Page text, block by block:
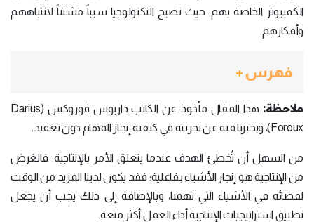
الكمبيوتر الخاصة بهم؛ حيث تصبح التكنولوجيا سبباً مشتتاً لانتباههم
وأفكارهم.
فهرس +
ملاحظة:
هذا المقال مأخوذ عن الكاتب داريوس فوروكس (Darius
Foroux)، ويخبرنا فيه عن تجربته في كيفية إنجاز المهام دون تعقيد.
من السهل أن تُخطئ الهدف عندما يتعلق الأمر بالإنتاجية؛ فالغرض
من الإنتاجية هو إنجاز الأشياء بفاعلية؛ فقد يكون لدينا المزيد من الوقت
لقضائه في الأشياء التي تهمنا، وبالإضافة إلى ذلك يجب أن يجعل
تطبيق استراتيجيات الإنتاجية أداء العمل أكثر متعة.